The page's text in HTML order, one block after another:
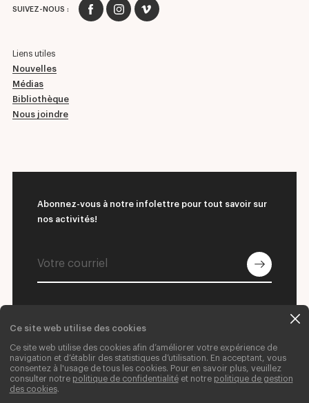
SUIVEZ-NOUS :
Liens utiles
Nouvelles
Médias
Bibliothèque
Nous joindre
Abonnez-vous à notre infolettre pour tout savoir sur
nos activités!
Nous joindre Donner Carrières
Ce site web utilise des cookies
Ce site web utilise des cookies afin d’améliorer votre expérience de
navigation et d’établir des statistiques d’utilisation. En acceptant, vous
consentez à l'usage de tous les cookies. Pour en savoir plus, veuillez
consulter notre politique de confidentialitéet notre politique de gestion
des cookies.